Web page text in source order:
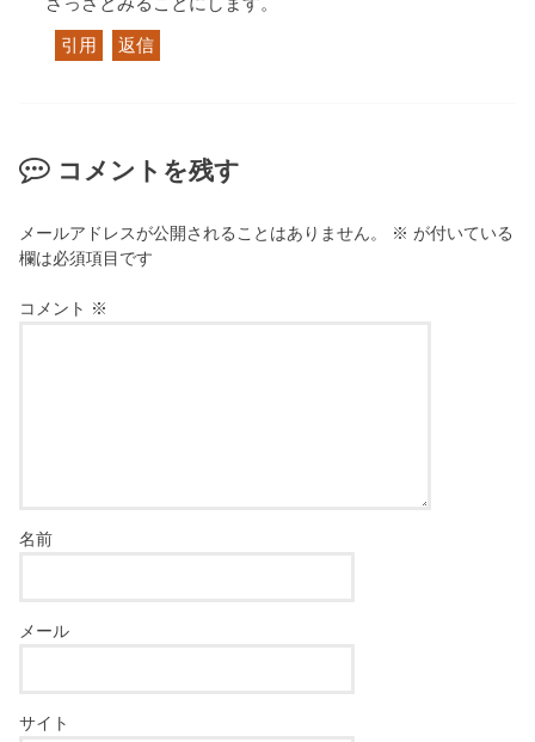
引用 返信
コメントを残す
メールアドレスが公開されることはありません。 ※ が付いている
欄は必須項目です
コメント ※
名前
メール
サイト